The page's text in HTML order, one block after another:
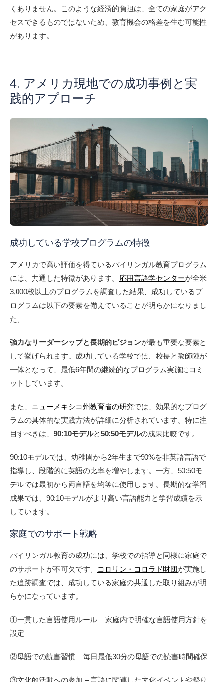
くありません。このような経済的負担は、全ての家庭がアク
セスできるものではないため、教育機会の格差を生む可能性
があります。
4. アメリカ現地での成功事例と実
践的アプローチ
成功している学校プログラムの特徴
アメリカで高い評価を得ているバイリンガル教育プログラム
には、共通した特徴があります。 応用言語学センターが全米
3,000校以上のプログラムを調査した結果、成功しているプ
ログラムは以下の要素を備えていることが明らかになりまし
た。
強力なリーダーシップと長期的ビジョンが最も重要な要素と
して挙げられます。成功している学校では、校長と教師陣が
一体となって、最低6年間の継続的なプログラム実施にコミ
ットしています。
また、 ニューメキシコ州教育省の研究では、効果的なプログ
ラムの具体的な実践方法が詳細に分析されています。特に注
目すべきは、 90:10モデルと50:50モデルの成果比較です。
90:10モデルでは、幼稚園から2年生まで90%を非英語言語で
指導し、段階的に英語の比率を増やします。一方、50:50モ
デルでは最初から両言語を均等に使用します。長期的な学習
成果では、90:10モデルがより高い言語能力と学習成績を示
しています。
家庭でのサポート戦略
バイリンガル教育の成功には、学校での指導と同様に家庭で
のサポートが不可欠です。
コロリン・コロラド財団が実施し
た追跡調査では、成功している家庭の共通した取り組みが明
らかになっています。
①一貫した言語使用ルール – 家庭内で明確な言語使用方針を
設定
②母語での読書習慣 – 毎日最低30分の母語での読書時間確保
③文化的活動への参加 – 言語に関連した文化イベントや祭り